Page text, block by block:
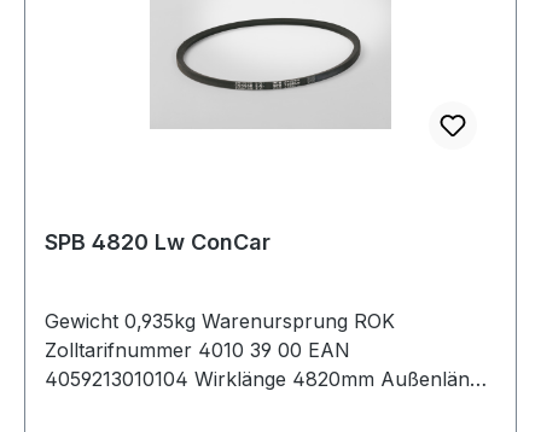
SPB 4820 Lw ConCar
Gewicht 0,935kg Warenursprung ROK
Zolltarifnummer 4010 39 00 EAN
4059213010104 Wirklänge 4820mm Außenlänge